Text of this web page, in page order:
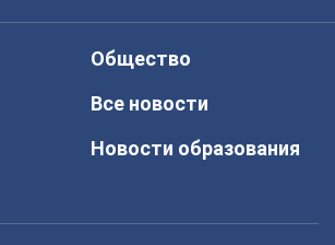
Общество
Все новости
Новости образования